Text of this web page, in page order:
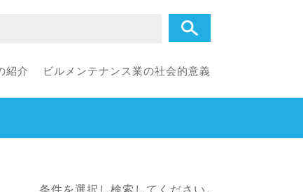
紹介 ビルメンテナンス業の社会的意義
条件を選択し検索してください。